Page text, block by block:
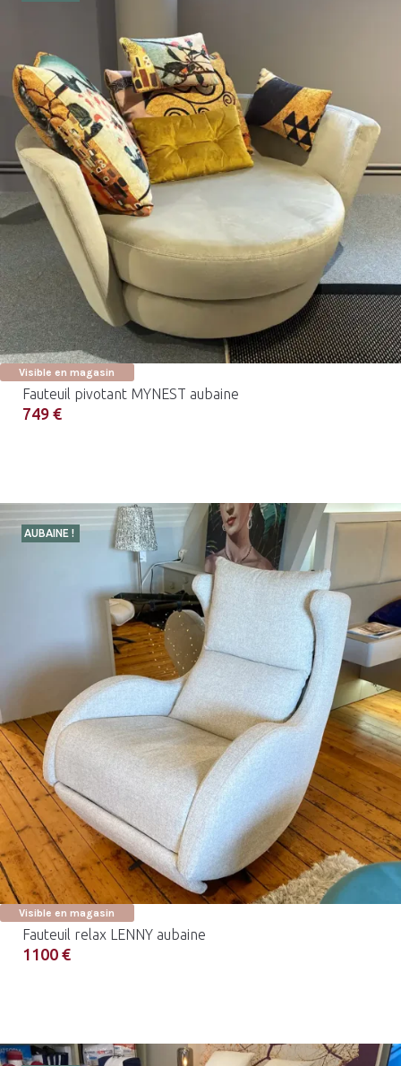
Visible en magasin
Fauteuil pivotant MYNEST aubaine
749 €
AUBAINE !
Visible en magasin
Fauteuil relax LENNY aubaine
1100 €